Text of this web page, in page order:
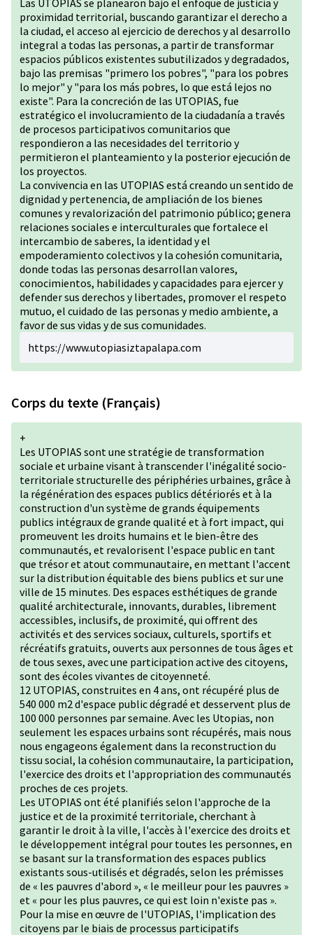
Las UTOPIAS se planearon bajo el enfoque de justicia y
proximidad territorial, buscando garantizar el derecho a
la ciudad, el acceso al ejercicio de derechos y al desarrollo
integral a todas las personas, a partir de transformar
espacios públicos existentes subutilizados y degradados,
bajo las premisas "primero los pobres", "para los pobres
lo mejor" y "para los más pobres, lo que está lejos no
existe". Para la concreción de las UTOPIAS, fue
estratégico el involucramiento de la ciudadanía a través
de procesos participativos comunitarios que
respondieron a las necesidades del territorio y
permitieron el planteamiento y la posterior ejecución de
los proyectos.
La convivencia en las UTOPIAS está creando un sentido de
dignidad y pertenencia, de ampliación de los bienes
comunes y revalorización del patrimonio público; genera
relaciones sociales e interculturales que fortalece el
intercambio de saberes, la identidad y el
empoderamiento colectivos y la cohesión comunitaria,
donde todas las personas desarrollan valores,
conocimientos, habilidades y capacidades para ejercer y
defender sus derechos y libertades, promover el respeto
mutuo, el cuidado de las personas y medio ambiente, a
favor de sus vidas y de sus comunidades.
https://www.utopiasiztapalapa.com
Corps du texte (Français)
+
Les UTOPIAS sont une stratégie de transformation
sociale et urbaine visant à transcender l'inégalité socio-
territoriale structurelle des périphéries urbaines, grâce à
la régénération des espaces publics détériorés et à la
construction d'un système de grands équipements
publics intégraux de grande qualité et à fort impact, qui
promeuvent les droits humains et le bien-être des
communautés, et revalorisent l'espace public en tant
que trésor et atout communautaire, en mettant l'accent
sur la distribution équitable des biens publics et sur une
ville de 15 minutes. Des espaces esthétiques de grande
qualité architecturale, innovants, durables, librement
accessibles, inclusifs, de proximité, qui offrent des
activités et des services sociaux, culturels, sportifs et
récréatifs gratuits, ouverts aux personnes de tous âges et
de tous sexes, avec une participation active des citoyens,
sont des écoles vivantes de citoyenneté.
12 UTOPIAS, construites en 4 ans, ont récupéré plus de
540 000 m2 d'espace public dégradé et desservent plus de
100 000 personnes par semaine. Avec les Utopias, non
seulement les espaces urbains sont récupérés, mais nous
nous engageons également dans la reconstruction du
tissu social, la cohésion communautaire, la participation,
l'exercice des droits et l'appropriation des communautés
proches de ces projets.
Les UTOPIAS ont été planifiés selon l'approche de la
justice et de la proximité territoriale, cherchant à
garantir le droit à la ville, l'accès à l'exercice des droits et
le développement intégral pour toutes les personnes, en
se basant sur la transformation des espaces publics
existants sous-utilisés et dégradés, selon les prémisses
de « les pauvres d'abord », « le meilleur pour les pauvres »
et « pour les plus pauvres, ce qui est loin n'existe pas ».
Pour la mise en œuvre de l'UTOPIAS, l'implication des
citoyens par le biais de processus participatifs